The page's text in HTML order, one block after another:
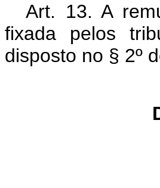
Art. 13. A
fixada pelos
disposto no § 2º